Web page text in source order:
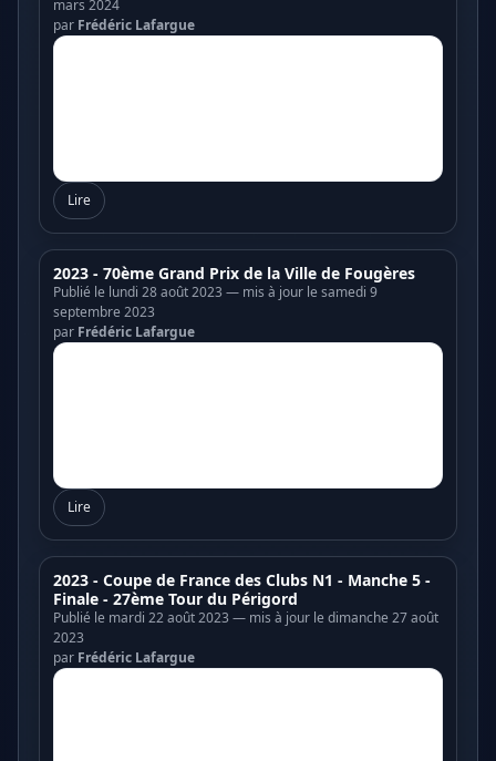
mars 2024
par Frédéric Lafargue
Lire
2023 - 70ème Grand Prix de la Ville de Fougères
Publié le lundi 28 août 2023 — mis à jour le samedi 9
septembre 2023
par Frédéric Lafargue
Lire
2023 - Coupe de France des Clubs N1 - Manche 5 -
Finale - 27ème Tour du Périgord
Publié le mardi 22 août 2023 — mis à jour le dimanche 27 août
2023
par Frédéric Lafargue